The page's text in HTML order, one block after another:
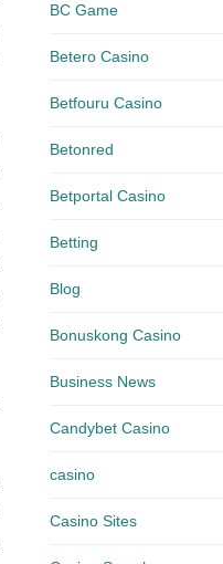
BC Game
Betero Casino
Betfouru Casino
Betonred
Betportal Casino
Betting
Blog
Bonuskong Casino
Business News
Candybet Casino
casino
Casino Sites